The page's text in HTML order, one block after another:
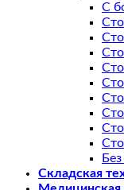
С
Складская